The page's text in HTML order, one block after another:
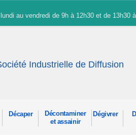
au vendredi de 9h à 12h30 et de 13h30
Industrielle de Diffusion
Décaper
Décontaminer
et assainir
Dégivrer